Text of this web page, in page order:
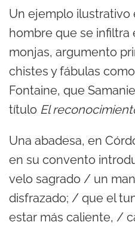
Un ejemplo ilustrativo
hombre que se
monjas, argumento
chistes y fábulas como
Fontaine, que
título El
Una abadesa, en
en su convento
velo sagrado / un
disfrazado; / que el
estar más caliente, /